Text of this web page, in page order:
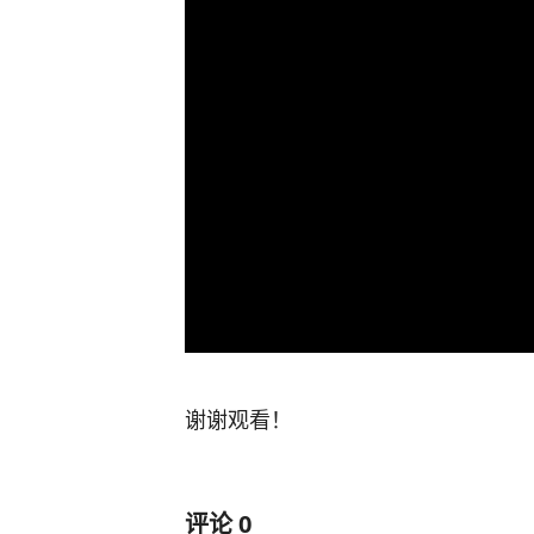
谢谢观看！
评论0